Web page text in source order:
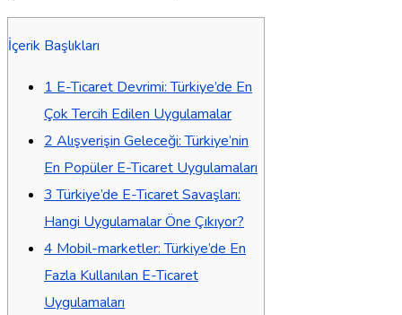
İçerik Başlıkları
1 E-Ticaret Devrimi: Türkiye’de En
Çok Tercih Edilen Uygulamalar
2 Alışverişin Geleceği: Türkiye’nin
En Popüler E-Ticaret Uygulamaları
3 Türkiye’de E-Ticaret Savaşları:
Hangi Uygulamalar Öne Çıkıyor?
4 Mobil-marketler: Türkiye’de En
Fazla Kullanılan E-Ticaret
Uygulamaları